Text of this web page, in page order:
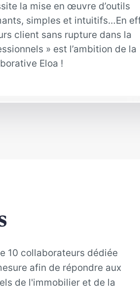
la mise en œuvre d’outils
simples et intuitifs…En
client sans rupture dans la
» est l’ambition de la
Eloa !
10 collaborateurs dédiée
afin de répondre aux
de l'immobilier et de la